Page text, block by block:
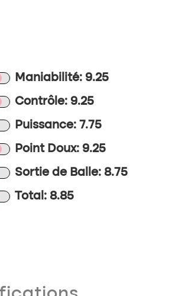
Maniabilité: 9.25
Contrôle: 9.25
Puissance: 7.75
Point Doux: 9.25
Sortie de Balle: 8.75
Total: 8.85